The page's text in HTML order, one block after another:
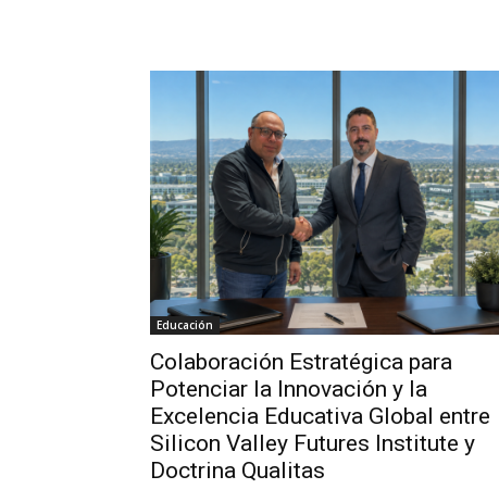
Educación
Colaboración Estratégica para
Potenciar la Innovación y la
Excelencia Educativa Global entre
Silicon Valley Futures Institute y
Doctrina Qualitas